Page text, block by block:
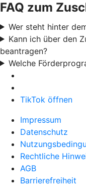
FAQ zum
Wer steht hinter
Kann ich über den
beantragen?
Welche
TikTok öffnen
Impressum
Datenschutz
Rechtliche
AGB
Barrierefreiheit